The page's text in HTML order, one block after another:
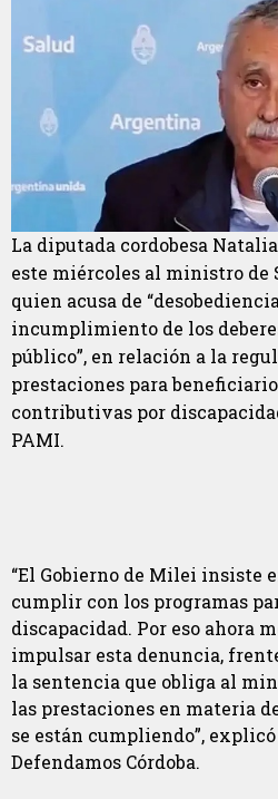
La diputada cordobesa
este miércoles al ministro de
quien acusa de
incumplimiento de los
público”, en relación a la
prestaciones para
contributivas por
PAMI.
“El Gobierno de Milei insiste
cumplir con los programas
discapacidad. Por eso ahora
impulsar esta denuncia,
la sentencia que obliga al
las prestaciones en materia
se están cumpliendo”,
Defendamos Córdoba.